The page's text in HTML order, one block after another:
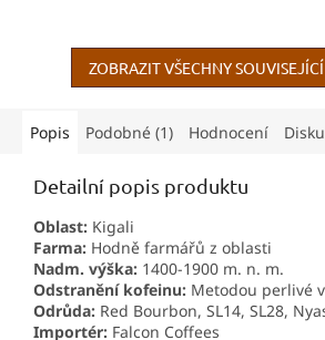
ZOBRAZIT VŠECHNY
Popis Podobné (1) Hodnocení
Detailní popis produktu
Oblast: Kigali
Farma: Hodně farmářů z oblasti
Nadm. výška: 1400-1900 m. n. m.
Odstranění kofeinu: Metodou perlivé
Odrůda: Red Bourbon, SL14, SL28,
Importér: Falcon Coffees